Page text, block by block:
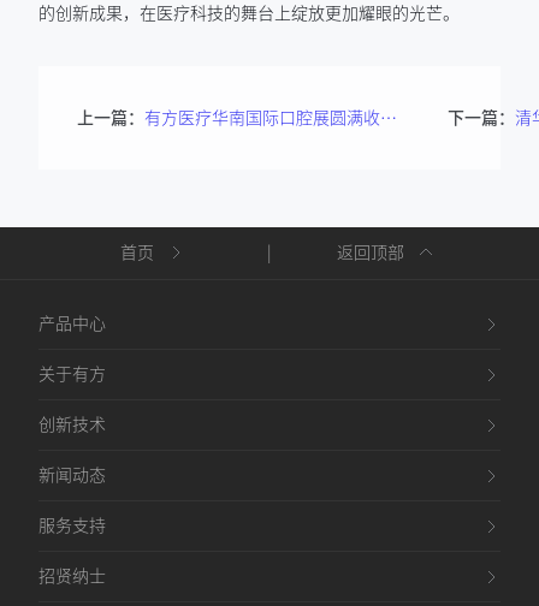
的创新成果，在医疗科技的舞台上绽放更加耀眼的光芒。
上一篇： 有方医疗华南国际口腔展圆满收官！现场盛况回顾 下一篇：
首页 返回顶部
产品中心
关于有方
创新技术
新闻动态
服务支持
招贤纳士